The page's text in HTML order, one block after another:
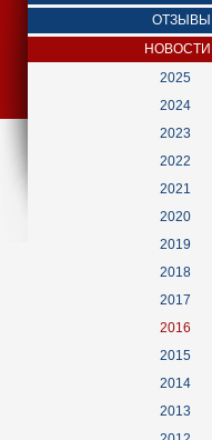
ОТЗЫВЫ
НОВОСТИ
2025
2024
2023
2022
2021
2020
2019
2018
2017
2016
2015
2014
2013